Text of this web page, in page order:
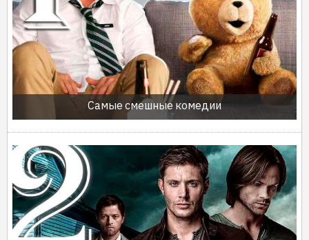
Самые смешные комедии